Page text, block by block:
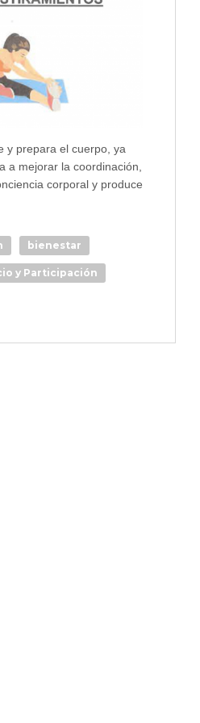
y prepara el cuerpo, ya
a mejorar la coordinación,
corporal y produce
bienestar
y Participación